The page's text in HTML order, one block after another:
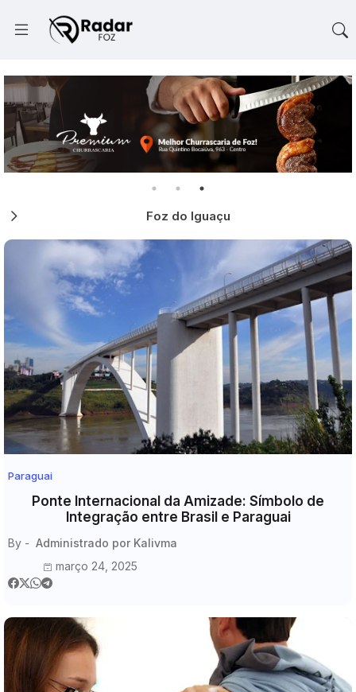
Foz do Iguaçu
Paraguai
Ponte Internacional da Amizade: Símbolo de
Integração entre Brasil e Paraguai
By - Administrado por Kalivma
março 24, 2025